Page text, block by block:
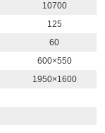
10700
125
60
600×550
1950×1600